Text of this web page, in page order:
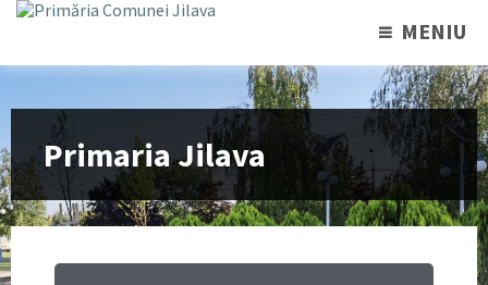
MENIU
Primaria Jilava